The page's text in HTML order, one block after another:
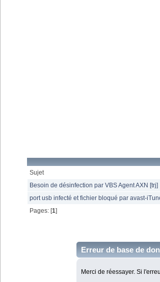
Sujet
Besoin de désinfection par VBS Agent AXN [trj]
port usb infecté et fichier bloqué par avast-
Pages: [1]
Erreur de base de
Merci de réessayer. Si